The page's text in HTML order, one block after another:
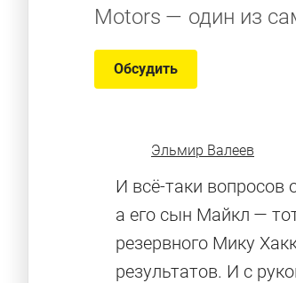
Motors — один из
Обсудить
Эльмир Валеев
И всё-таки вопросов
а его сын Майкл —
резервного Мику
результатов. И с